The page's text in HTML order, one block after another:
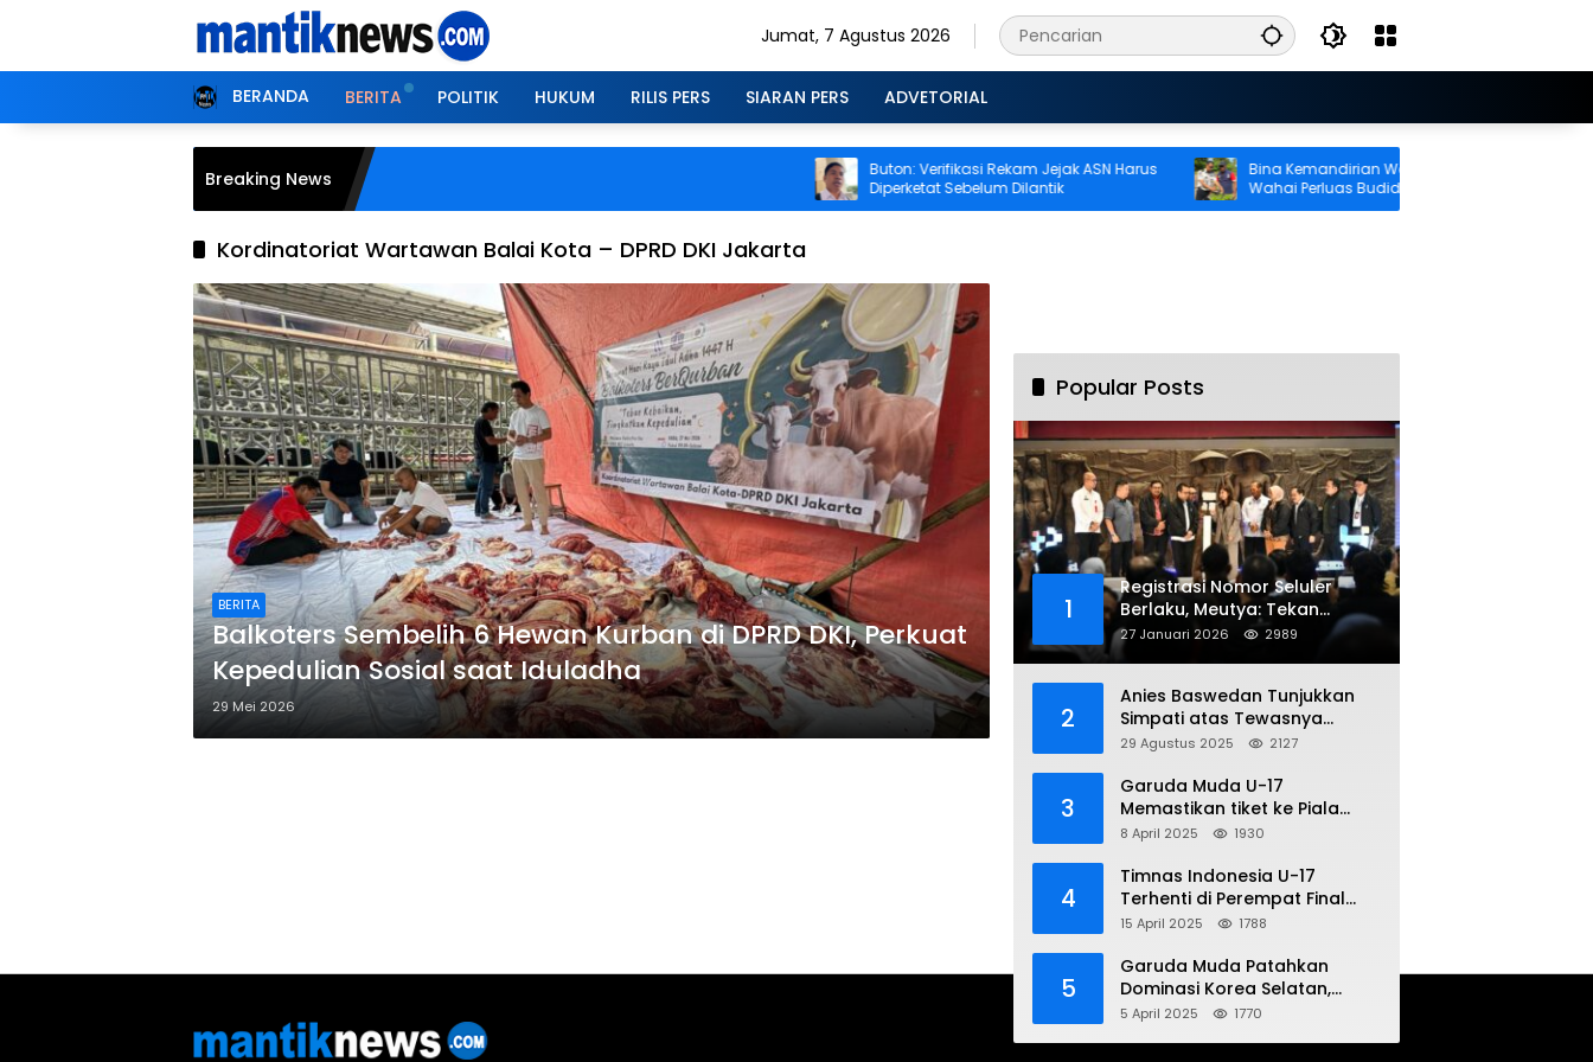
Jumat, 7 Agustus 2026
BERANDA BERITA POLITIK HUKUM RILIS PERS SIARAN PERS ADVETORIAL
Breaking News
Buton: Verifikasi Rekam Jejak ASN Harus
Diperketat Sebelum Dilantik
Bina Kemandirian Warga Binaan, Lapas
Wahai Perluas Budidaya Tomat
Kordinatoriat Wartawan Balai Kota – DPRD DKI Jakarta
BERITA
Balkoters Sembelih 6 Hewan Kurban di DPRD DKI, Perkuat
Kepedulian Sosial saat Iduladha
29 Mei 2026
Popular Posts
1
Registrasi Nomor Seluler
Berlaku, Meutya: Tekan
Penipuan Online
27 Januari 2026 2989
2
Anies Baswedan Tunjukkan
Simpati atas Tewasnya
Pengemudi Ojol dalam Aksi
29 Agustus 2025 2127
3
Garuda Muda U-17
Memastikan tiket ke Piala
Dunia Setelah Mencetak
Yaman 4-1 di Piala Asia 2025
8 April 2025 1930
4
Timnas Indonesia U-17
Terhenti di Perempat Final
Piala Asia 2025: Terkecoh
15 April 2025 1788
5
Garuda Muda Patahkan
Dominasi Korea Selatan,
Dalam Laga Pembuka Piala
5 April 2025 1770